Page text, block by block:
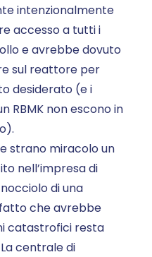
intenzionalmente
accesso a tutti i
e avrebbe dovuto
sul reattore per
desiderato (e i
RBMK non escono in
strano miracolo un
nell’impresa di
di una
che avrebbe
catastrofici resta
centrale di